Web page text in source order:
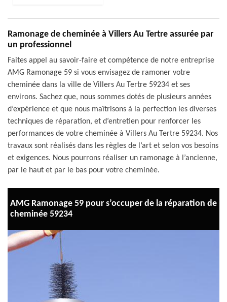
Ramonage de cheminée à Villers Au Tertre assurée par
un professionnel
Faites appel au savoir-faire et compétence de notre entreprise
AMG Ramonage 59 si vous envisagez de ramoner votre
cheminée dans la ville de Villers Au Tertre 59234 et ses
environs. Sachez que, nous sommes dotés de plusieurs années
d’expérience et que nous maîtrisons à la perfection les diverses
techniques de réparation, et d’entretien pour renforcer les
performances de votre cheminée à Villers Au Tertre 59234. Nos
travaux sont réalisés dans les règles de l’art et selon vos besoins
et exigences. Nous pourrons réaliser un ramonage à l’ancienne,
par le haut et par le bas pour votre cheminée.
AMG Ramonage 59 pour s’occuper de la réparation de
cheminée 59234